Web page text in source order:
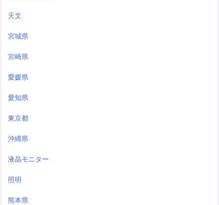
天文
宮城県
宮崎県
愛媛県
愛知県
東京都
沖縄県
液晶モニター
照明
熊本県